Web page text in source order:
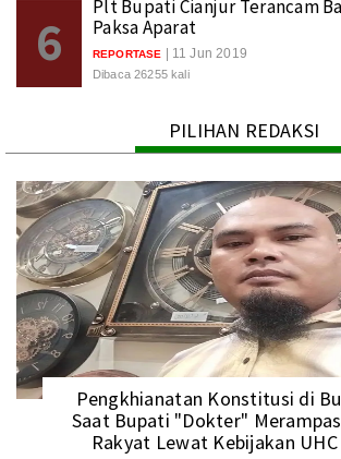
6
Plt Bupati Cianjur Terancam
Paksa Aparat
REPORTASE | 11 Jun 2019
Dibaca 26255 kali
PILIHAN REDAKSI
Pengkhianatan Konstitusi di
Saat Bupati "Dokter"
Rakyat Lewat Kebijakan